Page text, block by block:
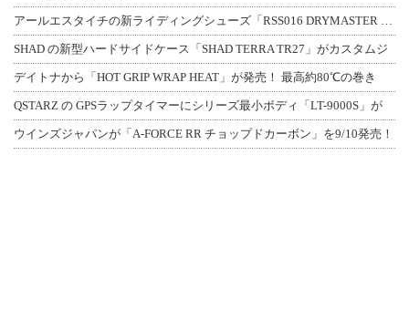
アールエスタイチの新ライディングシューズ「RSS016 DRYMASTER スト
SHAD の新型ハードサイドケース「SHAD TERRA TR27」がカスタムジ
デイトナから「HOT GRIP WRAP HEAT」が発売！ 最高約80℃の巻き
QSTARZ の GPSラップタイマーにシリーズ最小ボディ「LT-9000S」が
ウインズジャパンが「A-FORCE RR チョップドカーボン」を9/10発売！